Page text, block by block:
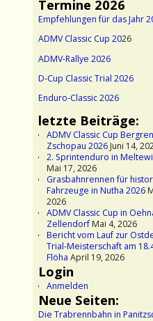
Termine 2026
Empfehlungen für das Jahr
ADMV Classic Cup 2026
ADMV-Rallye 2026
D-Cup Classic Trial 2026
Enduro-Classic 2026
letzte Beiträge:
ADMV Classic Cup
Zschopau 2026Juni 14,
2. Sprintenduro in
Mai 17, 2026
Grasbahnrennen für
Fahrzeuge in Nutha 2026
2026
ADMV Classic Cup in
ZellendorfMai 4, 2026
Bericht vom Lauf zur
Trial-Meisterschaft am
Flöha April 19, 2026
Login
Anmelden
Neue Seiten:
Die Trabrennbahn in